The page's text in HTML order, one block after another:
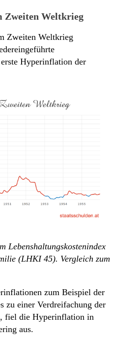
Zweiten Weltkrieg
Zweiten Weltkrieg
Hyperinflation der
Lebenshaltungskostenindex
(LHKI 45). Vergleich zum
zum Beispiel der
zu einer Verdreifachung der
fiel die Hyperinflation in
aus.